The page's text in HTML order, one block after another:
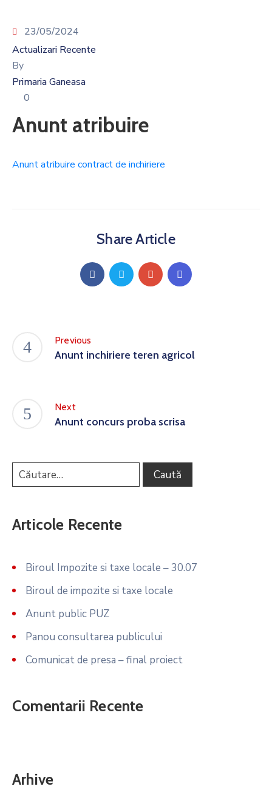
23/05/2024
Actualizari Recente
By
Primaria Ganeasa
0
Anunt atribuire
Anunt atribuire contract de inchiriere
Share Article
Previous
Anunt inchiriere teren agricol
Next
Anunt concurs proba scrisa
Articole Recente
Biroul Impozite si taxe locale – 30.07
Biroul de impozite si taxe locale
Anunt public PUZ
Panou consultarea publicului
Comunicat de presa – final proiect
Comentarii Recente
Arhive